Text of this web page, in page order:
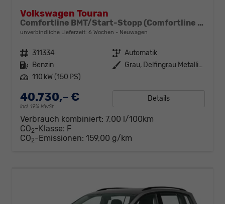
Volkswagen Touran
Comfortline BMT/Start-Stopp (Comfortline BMT/Start-Stopp) 1.5 TSI 110kW (150 PS) 7-Gang-DSG
unverbindliche Lieferzeit: 6 Wochen Neuwagen
Fahrzeugnr. 311334 Getriebe Automatik
Kraftstoff Benzin Außenfarbe
Grau, Delfingrau Metallic (B0)
Leistung 110 kW (150 PS)
40.730,– €
incl. 19% MwSt.
Details
Verbrauch kombiniert: 7,00 l/100km
CO2-Klasse: F
CO2-Emissionen: 159,00 g/km